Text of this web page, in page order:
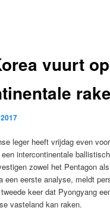
vuurt
leger heeft vrijdag even
intercontinentale
zowel het Pentagon
een eerste analyse, meldt
keer dat Pyongyang
vasteland kan raken.